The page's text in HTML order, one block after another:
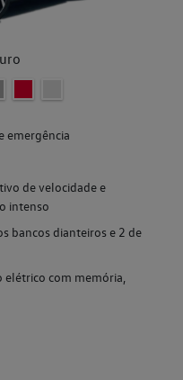
emergência
de velocidade e
intenso
bancos dianteiros e 2 de
com memória,